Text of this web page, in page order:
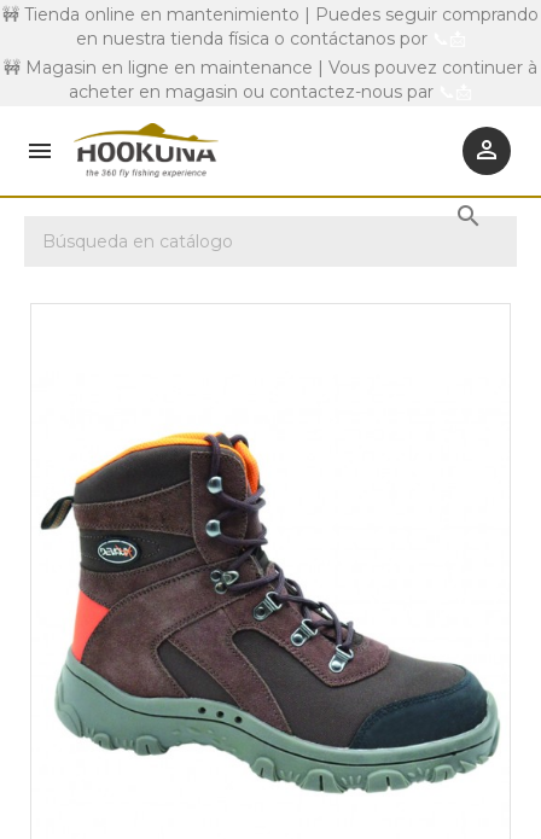
🚧 Tienda online en mantenimiento | Puedes seguir comprando
en nuestra tienda física o contáctanos por
🚧 Magasin en ligne en maintenance | Vous pouvez continuer à
acheter en magasin ou contactez-nous par
 
